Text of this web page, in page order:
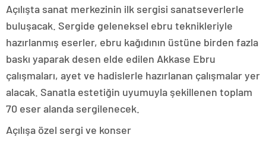
Açılışta sanat merkezinin ilk sergisi sanatseverlerle
buluşacak. Sergide geleneksel ebru teknikleriyle
hazırlanmış eserler, ebru kağıdının üstüne birden fazla
baskı yaparak desen elde edilen Akkase Ebru
çalışmaları, ayet ve hadislerle hazırlanan çalışmalar yer
alacak. Sanatla estetiğin uyumuyla şekillenen toplam
70 eser alanda sergilenecek.
Açılışa özel sergi ve konser